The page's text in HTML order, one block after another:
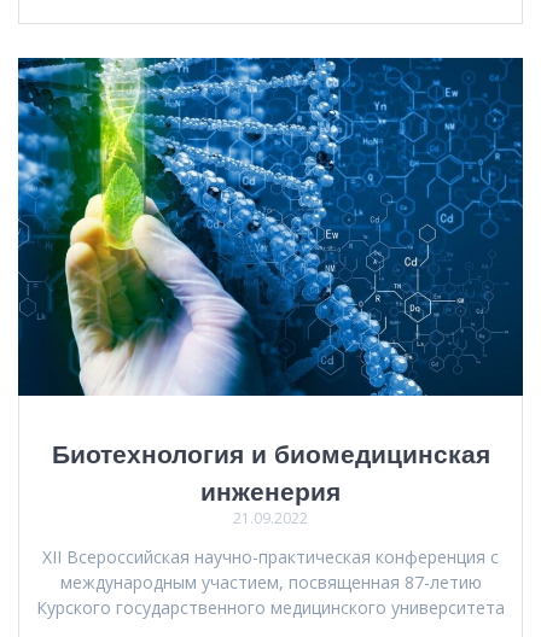
Биотехнология и биомедицинская
инженерия
21.09.2022
XII Всероссийская научно-практическая конференция с
международным участием, посвященная 87-летию
Курского государственного медицинского университета